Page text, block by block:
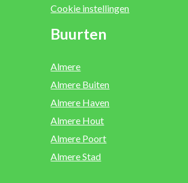
Cookie instellingen
Buurten
Almere
Almere Buiten
Almere Haven
Almere Hout
Almere Poort
Almere Stad